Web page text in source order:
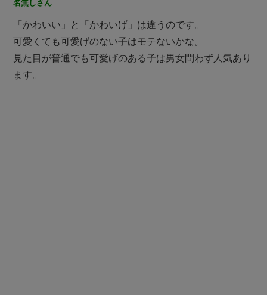
名無しさん
「かわいい」と「かわいげ」は違うのです。
可愛くても可愛げのない子はモテないかな。
見た目が普通でも可愛げのある子は男女問わず人気あり
ます。